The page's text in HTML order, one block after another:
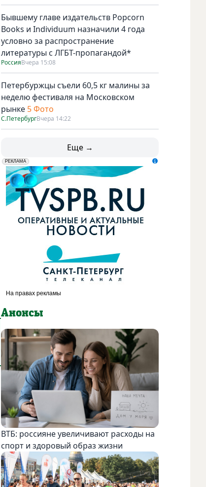
Бывшему главе издательств Popcorn
Books и Individuum назначили 4 года
условно за распространение
литературы с ЛГБТ-пропагандой*
РоссияВчера 15:08
Петербуржцы съели 60,5 кг малины за
неделю фестиваля на Московском
рынке 5 Фото
С.ПетербургВчера 14:22
Еще →
erid: LdtCK5udn
РЕКЛАМА
АО "ГАТР", ИНН: 7841320717
Анонсы
ВТБ: россияне увеличивают расходы на
спорт и здоровый образ жизни